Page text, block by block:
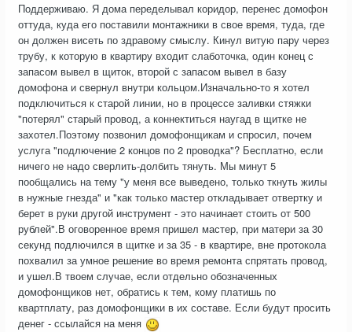
Поддерживаю. Я дома переделывал коридор, перенес домофон
оттуда, куда его поставили монтажники в свое время, туда, где
он должен висеть по здравому смыслу. Кинул витую пару через
трубу, к которую в квартиру входит слаботочка, один конец с
запасом вывел в щиток, второй с запасом вывел в базу
домофона и свернул внутри кольцом.Изначально-то я хотел
подключиться к старой линии, но в процессе заливки стяжки
"потерял" старый провод, а коннектиться наугад в щитке не
захотел.Поэтому позвонил домофонщикам и спросил, почем
услуга "подлючение 2 концов по 2 проводка"? Бесплатно, если
ничего не надо сверлить-долбить тянуть. Мы минут 5
пообщались на тему "у меня все выведено, только ткнуть жилы
в нужные гнезда" и "как только мастер откладывает отвертку и
берет в руки другой инструмент - это начинает стоить от 500
рублей".В оговоренное время пришел мастер, при матери за 30
секунд подлючился в щитке и за 35 - в квартире, вне протокола
похвалил за умное решение во время ремонта спрятать провод,
и ушел.В твоем случае, если отдельно обозначенных
домофонщиков нет, обратись к тем, кому платишь по
квартплату, раз домофонщики в их составе. Если будут просить
денег - ссылайся на меня